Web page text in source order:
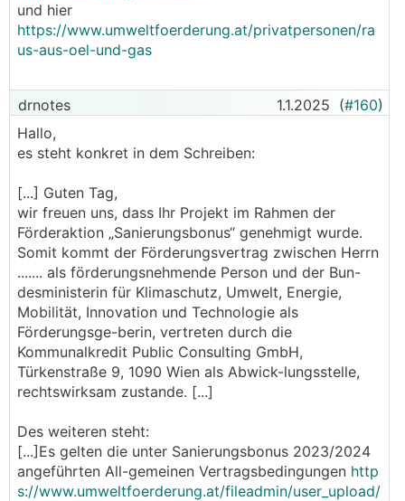
und hier
https://www.umweltfoerderung.at/privatpersonen/ra
us-aus-oel-und-gas
drnotes 1.1.2025 (#160)
Hallo,
es steht konkret in dem Schreiben:
[...] Guten Tag,
wir freuen uns, dass Ihr Projekt im Rahmen der
Förderaktion „Sanierungsbonus“ genehmigt wurde.
Somit kommt der Förderungsvertrag zwischen Herrn
....... als förderungsnehmende Person und der Bun-
desministerin für Klimaschutz, Umwelt, Energie,
Mobilität, Innovation und Technologie als
Förderungsge-berin, vertreten durch die
Kommunalkredit Public Consulting GmbH,
Türkenstraße 9, 1090 Wien als Abwick-lungsstelle,
rechtswirksam zustande. [...]
Des weiteren steht:
[...]Es gelten die unter Sanierungsbonus 2023/2024
angeführten All-gemeinen Vertragsbedingungen http
s://www.umweltfoerderung.at/fileadmin/user_upload/